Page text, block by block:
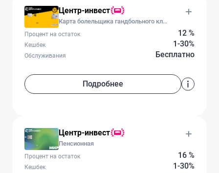
Центр-инвест
Карта болельщика гандбольного клуба «Ростов-Дон»
12 %
Процент на остаток
1-30%
Кешбек
Бесплатно
Обслуживания
Подробнее
Центр-инвест
Пенсионная
16 %
Процент на остаток
1-30%
Кешбек